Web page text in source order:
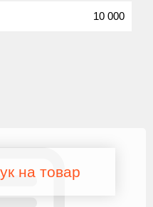
10 000
на товар